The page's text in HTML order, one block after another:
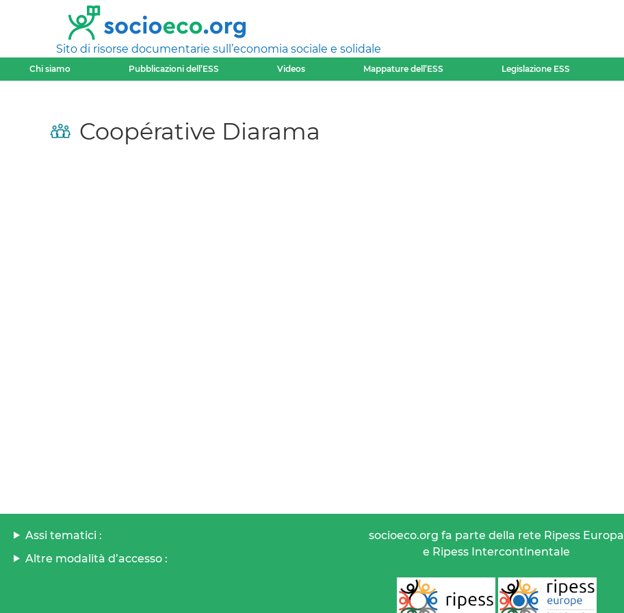
Sito di risorse documentarie sull’economia sociale e solidale
Chi siamo Pubblicazioni dell’ESS Videos Mappature dell’ESS Legislazione ESS
Coopérative Diarama
Assi tematici :
Altre modalità d’accesso :
socioeco.org fa parte della rete Ripess Europa
e Ripess Intercontinentale